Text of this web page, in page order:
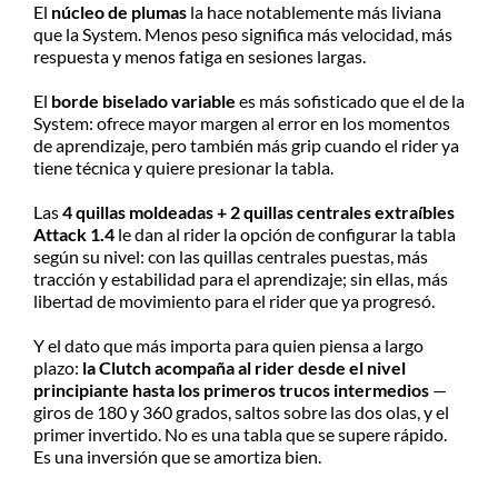
El núcleo de plumas la hace notablemente más liviana
que la System. Menos peso significa más velocidad, más
respuesta y menos fatiga en sesiones largas.
El borde biselado variable es más sofisticado que el de la
System: ofrece mayor margen al error en los momentos
de aprendizaje, pero también más grip cuando el rider ya
tiene técnica y quiere presionar la tabla.
Las4 quillas moldeadas + 2 quillas centrales extraíbles
Attack 1.4 le dan al rider la opción de configurar la tabla
según su nivel: con las quillas centrales puestas, más
tracción y estabilidad para el aprendizaje; sin ellas, más
libertad de movimiento para el rider que ya progresó.
Y el dato que más importa para quien piensa a largo
plazo: la Clutch acompaña al rider desde el nivel
principiante hasta los primeros trucos intermedios —
giros de 180 y 360 grados, saltos sobre las dos olas, y el
primer invertido. No es una tabla que se supere rápido.
Es una inversión que se amortiza bien.